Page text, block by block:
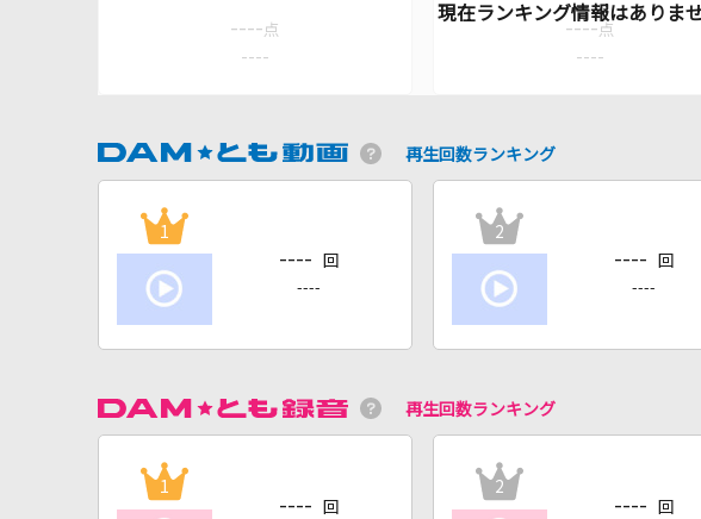
---- 点
----
---- 点
----
再生回数ランキング
1
---- 回
----
2
---- 回
----
再生回数ランキング
1
---- 回
2
---- 回